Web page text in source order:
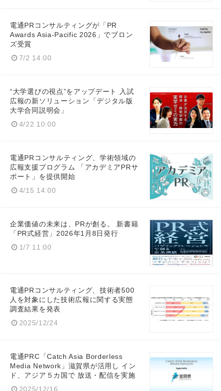
電通PRコンサルティングが「PR
Awards Asia-Pacific 2026」でブロン
ズ受賞
7/2 14:00
“大学選びの視点”をアップデート 入試
広報の新ソリューション「デジタル版
大学合同説明会」
4/22 10:00
電通PRコンサルティング、学術領域の
広報支援プログラム 「アカデミアPRサ
ポート」を提供開始
4/15 14:00
企業価値の未来は、PRが創る。 新書籍
「PR式経営」2026年1月8日発行
1/7 11:00
電通PRコンサルティング、技術者500
人を対象にした技術広報に関する実態
調査結果を発表
2025/12/24
電通PRC「Catch Asia Borderless
Media Network」滋賀県が活用し イン
ド、アジア５カ国で 放送・配信を実施
2025/12/16